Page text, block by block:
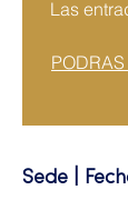
Las
Sede |